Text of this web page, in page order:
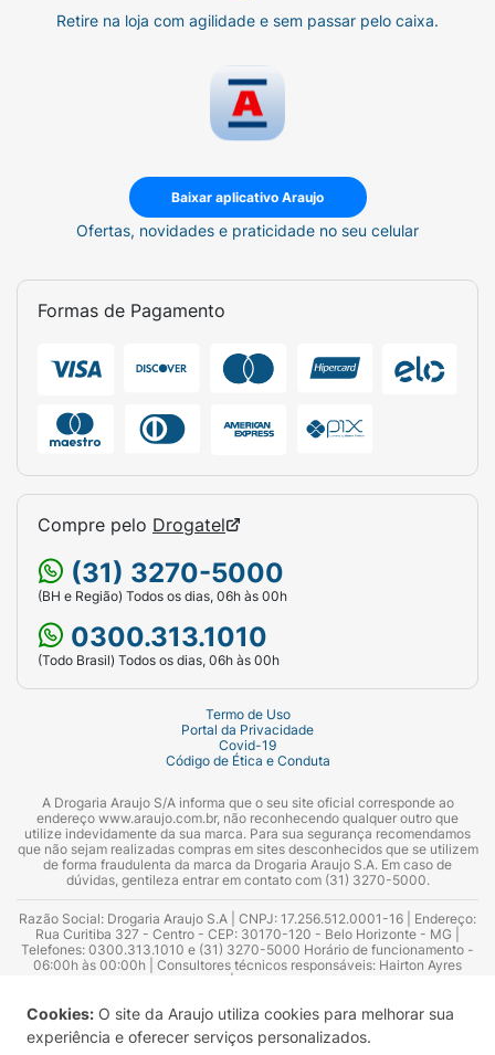
Cookies: O site da Araujo utiliza cookies para melhorar sua
experiência e oferecer serviços personalizados.
Retire na loja com agilidade e sem passar pelo caixa.
Baixar aplicativo Araujo
Ofertas, novidades e praticidade no seu celular
Formas de Pagamento
Compre pelo Drogatel
(31) 3270-5000
(BH e Região) Todos os dias, 06h às 00h
0300.313.1010
(Todo Brasil) Todos os dias, 06h às 00h
Termo de Uso
Portal da Privacidade
Covid-19
Código de Ética e Conduta
A Drogaria Araujo S/A informa que o seu site oficial corresponde ao
endereço www.araujo.com.br, não reconhecendo qualquer outro que
utilize indevidamente da sua marca. Para sua segurança recomendamos
que não sejam realizadas compras em sites desconhecidos que se utilizem
de forma fraudulenta da marca da Drogaria Araujo S.A. Em caso de
dúvidas, gentileza entrar em contato com (31) 3270-5000.
Razão Social: Drogaria Araujo S.A | CNPJ: 17.256.512.0001-16 | Endereço:
Rua Curitiba 327 - Centro - CEP: 30170-120 - Belo Horizonte - MG |
Telefones: 0300.313.1010 e (31) 3270-5000 Horário de funcionamento -
06:00h às 00:00h | Consultores técnicos responsáveis: Hairton Ayres
Azevedo Guimarães – CRF 10.965 | Yasmin Silva Alvarenga – CRF 52.584 -
Sanitário: 2025020713 | Autorização de Funcionamento da Empresa (AFE):